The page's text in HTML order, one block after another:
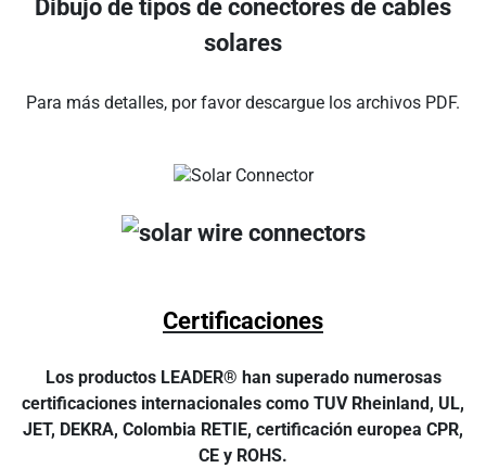
Dibujo de tipos de conectores de cables
solares
Para más detalles, por favor descargue los archivos PDF.
Certificaciones
Los productos LEADER® han superado numerosas
certificaciones internacionales como TUV Rheinland, UL,
JET, DEKRA, Colombia RETIE, certificación europea CPR,
CE y ROHS.